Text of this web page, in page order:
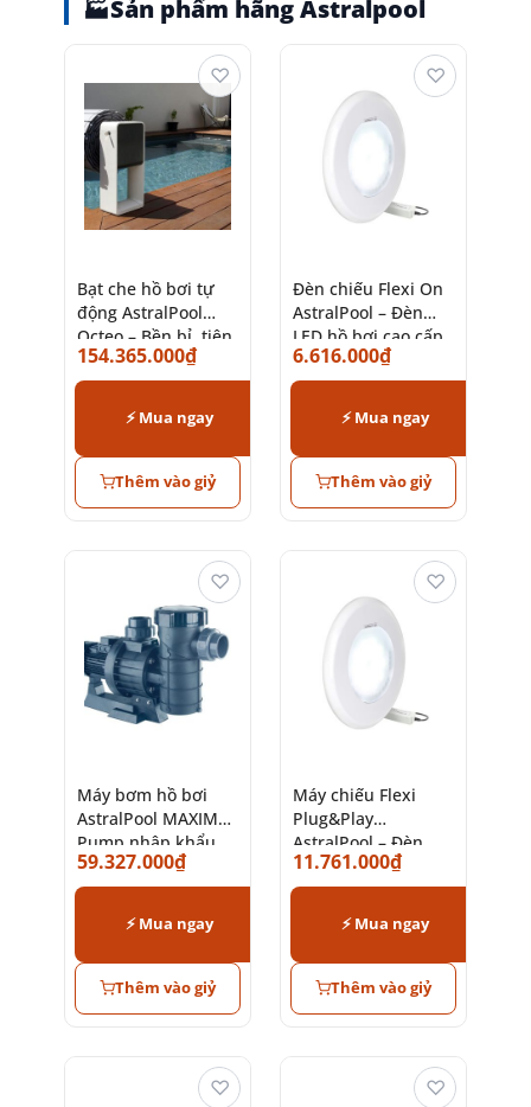
🏭Sản phẩm hãng Astralpool
Bạt che hồ bơi tự
động AstralPool
Octeo – Bền bỉ, tiện
lợi
154.365.000₫
⚡ Mua ngay
Thêm vào giỷ
♡
Đèn chiếu Flexi On
AstralPool – Đèn
LED hồ bơi cao cấp
chính hãng
6.616.000₫
⚡ Mua ngay
Thêm vào giỷ
♡
Máy bơm hồ bơi
AstralPool MAXIM
Pump nhập khẩu
chính hãng
59.327.000₫
⚡ Mua ngay
Thêm vào giỷ
♡
Máy chiếu Flexi
Plug&Play
AstralPool – Đèn
LED hồ bơi cao cấp
11.761.000₫
⚡ Mua ngay
Thêm vào giỷ
♡
♡ ♡